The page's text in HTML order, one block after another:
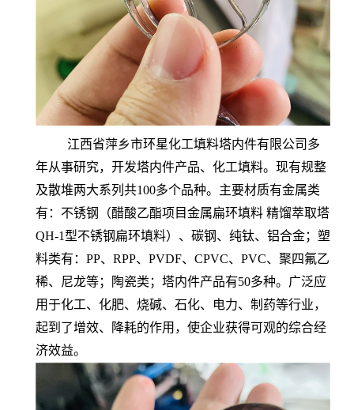
江西省萍乡市环星化工填料塔内件有限公司多
年从事研究，开发塔内件产品、化工填料。现有规整
及散堆两大系列共100多个品种。主要材质有金属类
有：不锈钢（醋酸乙酯项目金属扁环填料 精馏萃取塔
QH-1型不锈钢扁环填料）、碳钢、纯钛、铝合金；塑
料类有：PP、RPP、PVDF、CPVC、PVC、聚四氟乙
稀、尼龙等；陶瓷类；塔内件产品有50多种。广泛应
用于化工、化肥、烧碱、石化、电力、制药等行业，
起到了增效、降耗的作用，使企业获得可观的综合经
济效益。